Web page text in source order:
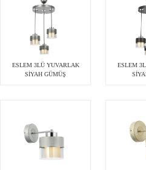
ESLEM 3LÜ YUVARLAK
SİYAH GÜMÜŞ
ESLEM